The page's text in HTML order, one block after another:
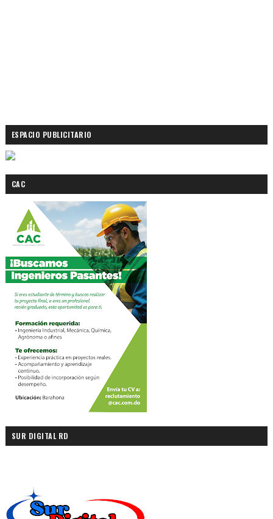
ESPACIO PUBLICITARIO
CAC
SUR DIGITAL RD